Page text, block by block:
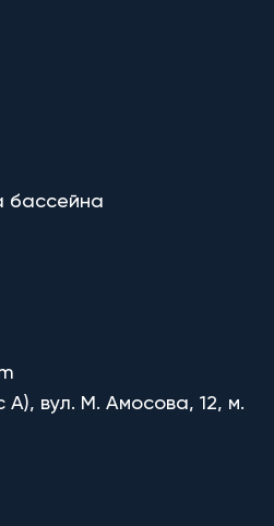
бассейна
A), вул. М. Амосова, 12, м.